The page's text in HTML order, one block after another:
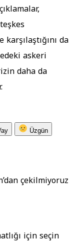
da
askeri
daha da
Üzgün
çekilmiyoruz
için seçin